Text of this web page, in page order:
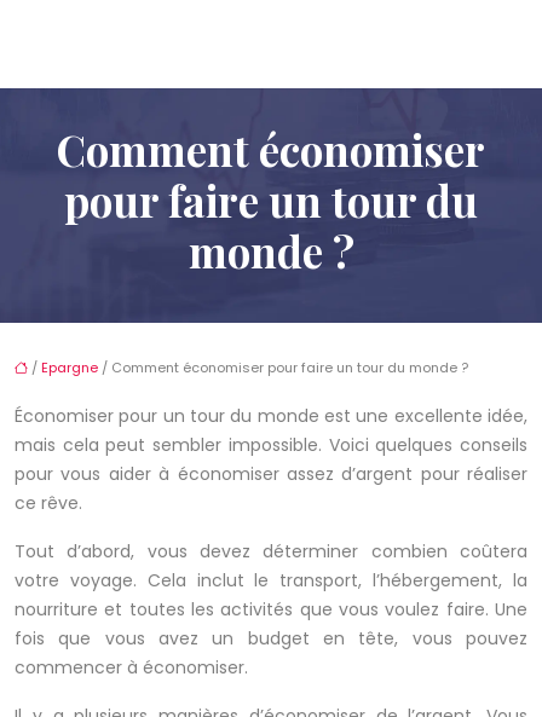
Comment économiser
pour faire un tour du
monde ?
/ Epargne / Comment économiser pour faire un tour du monde ?
Économiser pour un tour du monde est une excellente idée,
mais cela peut sembler impossible. Voici quelques conseils
pour vous aider à économiser assez d’argent pour réaliser
ce rêve.
Tout d’abord, vous devez déterminer combien coûtera
votre voyage. Cela inclut le transport, l’hébergement, la
nourriture et toutes les activités que vous voulez faire. Une
fois que vous avez un budget en tête, vous pouvez
commencer à économiser.